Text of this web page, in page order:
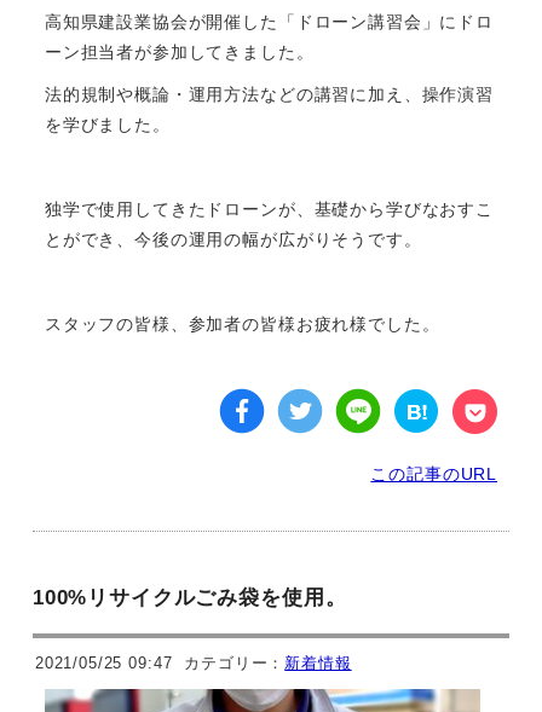
高知県建設業協会が開催した「ドローン講習会」にドロ
ーン担当者が参加してきました。
法的規制や概論・運用方法などの講習に加え、操作演習
を学びました。
独学で使用してきたドローンが、基礎から学びなおすこ
とができ、今後の運用の幅が広がりそうです。
スタッフの皆様、参加者の皆様お疲れ様でした。
この記事のURL
100%リサイクルごみ袋を使用。
2021/05/25 09:47 カテゴリー： 新着情報